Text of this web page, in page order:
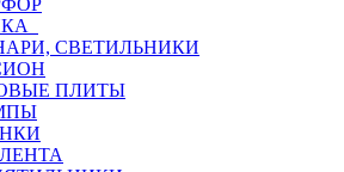
СВЕТИЛЬНИКИ
ПЛИТЫ